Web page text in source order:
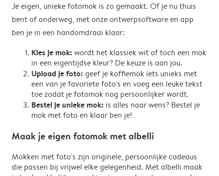
Je eigen, unieke fotomok is zo gemaakt. Of je nu thuis
bent of onderweg, met onze ontwerpsoftware en app
ben je in een handomdraai klaar:
Kies je mok: wordt het klassiek wit of toch een mok
in een eigentijdse kleur? De keuze is aan jou.
Upload je foto: geef je koffiemok iets unieks met
een van je favoriete foto's en voeg een leuke tekst
toe zodat je fotomok nog persoonlijker wordt.
Bestel je unieke mok: is alles naar wens? Bestel je
mok met foto en klaar ben je!
Maak je eigen fotomok met albelli
Mokken met foto's zijn originele, persoonlijke cadeaus
die passen bij vrijwel elke gelegenheid. Met albelli maak